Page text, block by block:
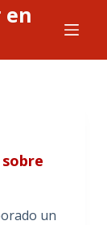
en
un